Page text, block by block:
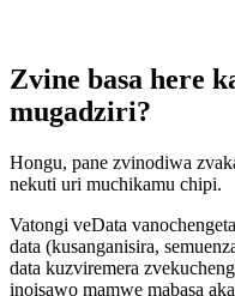
Zvine basa here
mugadziri?
Hongu, pane zvinodiwa
nekuti uri muchikamu chipi.
Vatongi veData
data (kusanganisira,
data kuzviremera
inoisawo mamwe mabasa